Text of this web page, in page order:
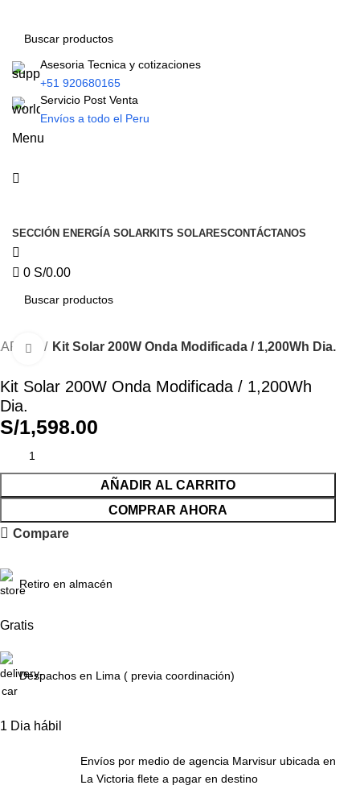
Asesoria Tecnica y cotizaciones
+51 920680165
Servicio Post Venta
Envíos a todo el Peru
Menu
SECCIÓN ENERGÍA SOLARKITS SOLARESCONTÁCTANOS
0 S/0.00
Kit Solar 200W Onda Modificada / 1,200Wh Dia.
Click to enlarge
Kit Solar 200W Onda Modificada / 1,200Wh
Dia.
S/1,598.00
AÑADIR AL CARRITO
COMPRAR AHORA
Compare
Retiro en almacén
Gratis
Despachos en Lima ( previa coordinación)
1 Dia hábil
Envíos por medio de agencia Marvisur ubicada en
La Victoria flete a pagar en destino